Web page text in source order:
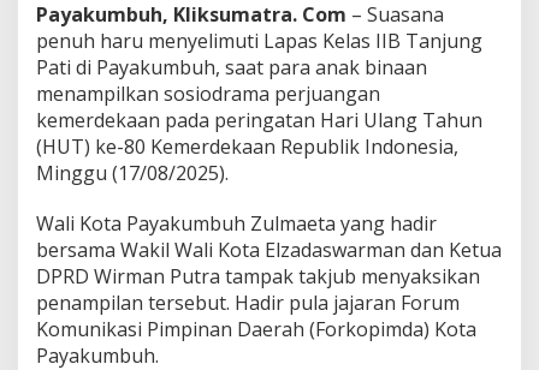
m
b
u
h
u
l
e
a
,
H
a
Payakumbuh, Kliksumatra. Com – Suasana
penuh haru menyelimuti Lapas Kelas IIB Tanjung
Pati di Payakumbuh, saat para anak binaan
menampilkan sosiodrama perjuangan
kemerdekaan pada peringatan Hari Ulang Tahun
(HUT) ke-80 Kemerdekaan Republik Indonesia,
Minggu (17/08/2025).
Wali Kota Payakumbuh Zulmaeta yang hadir
bersama Wakil Wali Kota Elzadaswarman dan Ketua
DPRD Wirman Putra tampak takjub menyaksikan
penampilan tersebut. Hadir pula jajaran Forum
Komunikasi Pimpinan Daerah (Forkopimda) Kota
Payakumbuh.